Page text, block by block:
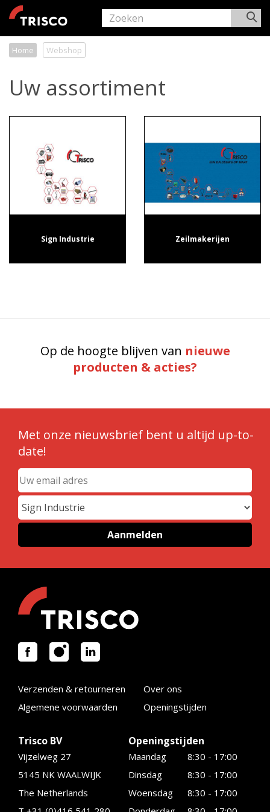
Home Webshop
Uw assortiment
Sign Industrie Zeilmakerijen
Op de hoogte blijven van nieuwe
producten & acties?
Met onze nieuwsbrief bent u altijd up-to-
date!
Verzenden & retourneren
Algemene voorwaarden
Over ons
Openingstijden
Trisco BV
Vijzelweg 27
5145 NK WAALWIJK
The Netherlands
Openingstijden
Maandag
8:30 - 17:00
Dinsdag
8:30 - 17:00
Woensdag
8:30 - 17:00